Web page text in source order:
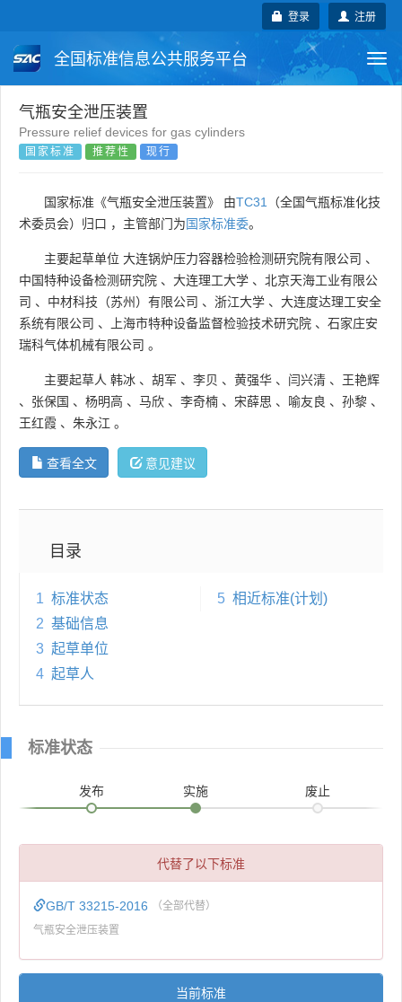
注册
登录
全国标准信息公共服务平台
国家标准
团体标准
国外标准 技术委员会
气瓶安全泄压装置
Pressure relief devices for gas cylinders
国家标准 推荐性 现行
国家标准《气瓶安全泄压装置》 由TC31
（全国气瓶标准化技
术委员会）归口 ，主管部门为国家标准委。
主要起草单位 大连锅炉压力容器检验检测研究院有限公司 、
中国特种设备检测研究院 、 大连理工大学 、 北京天海工业有限公
司 、 中材科技（苏州）有限公司 、 浙江大学 、 大连度达理工安全
系统有限公司 、 上海市特种设备监督检验技术研究院 、 石家庄安
瑞科气体机械有限公司 。
主要起草人 韩冰 、 胡军 、 李贝 、 黄强华 、 闫兴清 、 王艳辉
、 张保国 、 杨明高 、 马欣 、 李奇楠 、 宋薛思 、 喻友良 、 孙黎 、
王红霞 、 朱永江 。
查看全文 意见建议
目录
1 标准状态
2 基础信息
3 起草单位
4 起草人
5 相近标准(计划)
标准状态
发布 实施 废止
代替了以下标准
GB/T 33215-2016 （全部代替）
气瓶安全泄压装置
当前标准